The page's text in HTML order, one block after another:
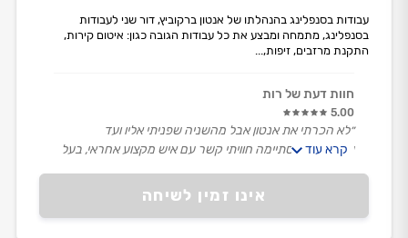
אינו זמין לשיחה
עבודות בסנפלינג בהנהלתו של אנטון ברקוביץ, דור שני לעבודות
בסנפלינג, מתמחה ומבצע את כל עבודות הגובה כגון: איטום קירות,
התקנת מרזבים, זיפות,...
חוות דעת של רות
5.00
״לא הכרתי את אנטון אבל מהשניה שפניתי אליו ועד
שהעבודה הסתיימה חוויתי קשר עם איש מקצוע אחראי, בעל
קרא עוד